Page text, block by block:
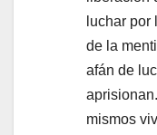
luchar
de la
afán de
mismos